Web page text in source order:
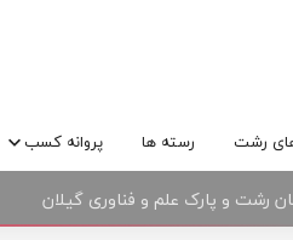
رشت رسته ها پروانه کسب
و رایانه
رشت و پارک علم و فناوری گیلان